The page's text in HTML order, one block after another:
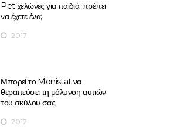
Pet χελώνες για παιδιά: πρέπει
να έχετε ένα;
2017
Μπορεί το Monistat να
θεραπεύσει τη μόλυνση αυτιών
του σκύλου σας;
2012